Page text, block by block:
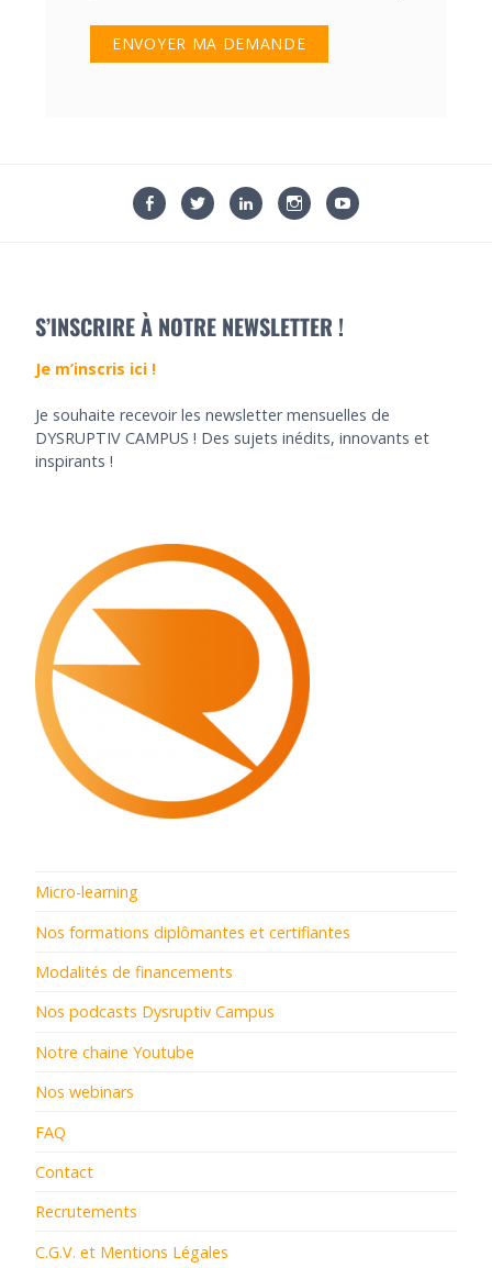
S’INSCRIRE À NOTRE NEWSLETTER !
Je m’inscris ici !
Je souhaite recevoir les newsletter mensuelles de
DYSRUPTIV CAMPUS ! Des sujets inédits, innovants et
inspirants !
Micro-learning
Nos formations diplômantes et certifiantes
Modalités de financements
Nos podcasts Dysruptiv Campus
Notre chaine Youtube
Nos webinars
FAQ
Contact
Recrutements
C.G.V. et Mentions Légales